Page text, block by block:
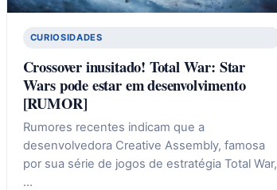
CURIOSIDADES
Crossover inusitado! Total War: Star
Wars pode estar em desenvolvimento
[RUMOR]
Rumores recentes indicam que a
desenvolvedora Creative Assembly, famosa
por sua série de jogos de estratégia Total War,
…